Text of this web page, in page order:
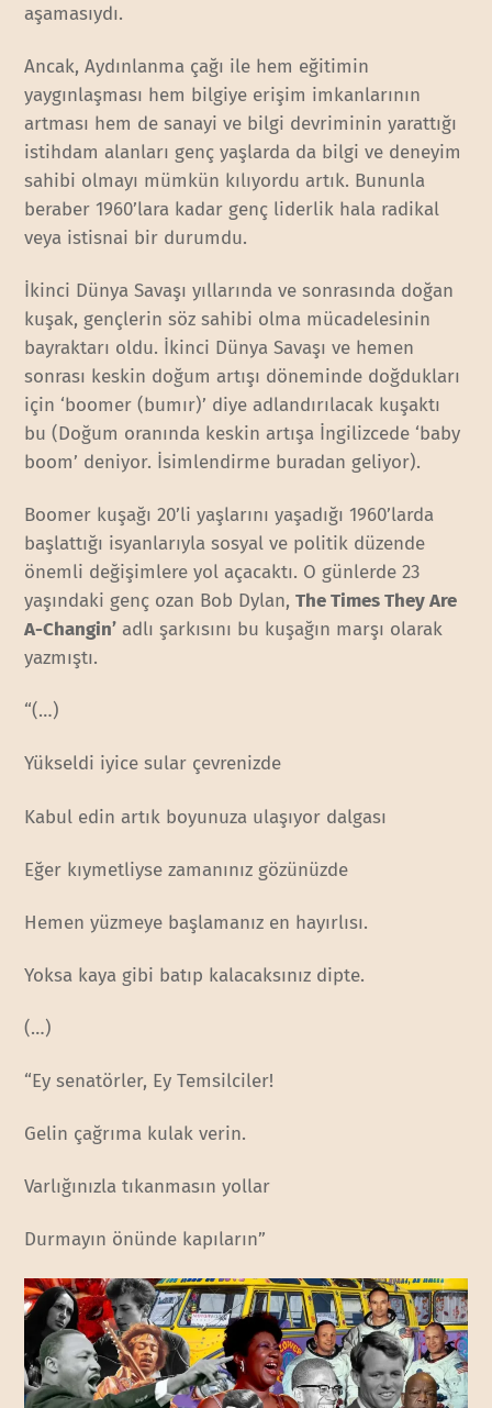
aşamasıydı.
Ancak, Aydınlanma çağı ile hem eğitimin
yaygınlaşması hem bilgiye erişim imkanlarının
artması hem de sanayi ve bilgi devriminin yarattığı
istihdam alanları genç yaşlarda da bilgi ve deneyim
sahibi olmayı mümkün kılıyordu artık. Bununla
beraber 1960’lara kadar genç liderlik hala radikal
veya istisnai bir durumdu.
İkinci Dünya Savaşı yıllarında ve sonrasında doğan
kuşak, gençlerin söz sahibi olma mücadelesinin
bayraktarı oldu. İkinci Dünya Savaşı ve hemen
sonrası keskin doğum artışı döneminde doğdukları
için ‘boomer (bumır)’ diye adlandırılacak kuşaktı
bu (Doğum oranında keskin artışa İngilizcede ‘baby
boom’ deniyor. İsimlendirme buradan geliyor).
Boomer kuşağı 20’li yaşlarını yaşadığı 1960’larda
başlattığı isyanlarıyla sosyal ve politik düzende
önemli değişimlere yol açacaktı. O günlerde 23
yaşındaki genç ozan Bob Dylan,The Times They Are
A-Changin’ adlı şarkısını bu kuşağın marşı olarak
yazmıştı.
“(…)
Yükseldi iyice sular çevrenizde
Kabul edin artık boyunuza ulaşıyor dalgası
Eğer kıymetliyse zamanınız gözünüzde
Hemen yüzmeye başlamanız en hayırlısı.
Yoksa kaya gibi batıp kalacaksınız dipte.
(…)
“Ey senatörler, Ey Temsilciler!
Gelin çağrıma kulak verin.
Varlığınızla tıkanmasın yollar
Durmayın önünde kapıların”